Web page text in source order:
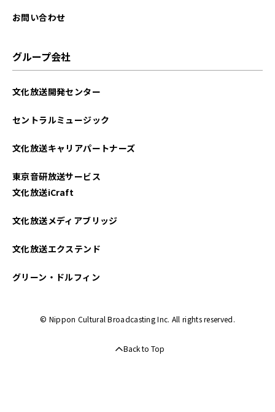
お問い合わせ
グループ会社
文化放送開発センター
セントラルミュージック
文化放送キャリアパートナーズ
東京音研放送サービス
文化放送iCraft
文化放送メディアブリッジ
文化放送エクステンド
グリーン・ドルフィン
© Nippon Cultural Broadcasting Inc. All rights reserved.
Back to Top